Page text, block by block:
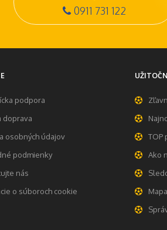
0911 731 122
podpora
doprava
osobných údajov
podmienky
nás
o súboroch cookie
TOP
Ako